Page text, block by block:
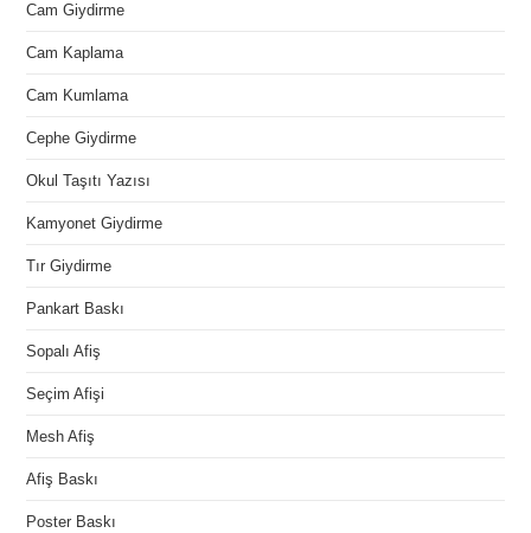
Cam Giydirme
Cam Kaplama
Cam Kumlama
Cephe Giydirme
Okul Taşıtı Yazısı
Kamyonet Giydirme
Tır Giydirme
Pankart Baskı
Sopalı Afiş
Seçim Afişi
Mesh Afiş
Afiş Baskı
Poster Baskı